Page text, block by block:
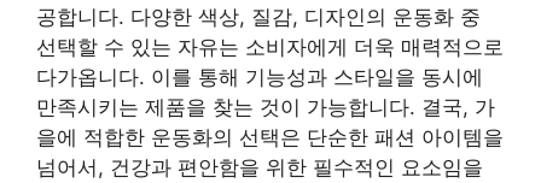
공합니다. 다양한 색상, 질감, 디자인의 운동화 중
선택할 수 있는 자유는 소비자에게 더욱 매력적으로
다가옵니다. 이를 통해 기능성과 스타일을 동시에
만족시키는 제품을 찾는 것이 가능합니다. 결국, 가
을에 적합한 운동화의 선택은 단순한 패션 아이템을
넘어서, 건강과 편안함을 위한 필수적인 요소임을